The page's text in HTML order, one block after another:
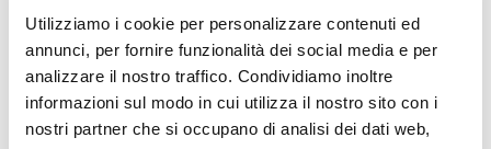
Utilizziamo i cookie per personalizzare contenuti ed
annunci, per fornire funzionalità dei social media e per
analizzare il nostro traffico. Condividiamo inoltre
informazioni sul modo in cui utilizza il nostro sito con i
nostri partner che si occupano di analisi dei dati web,
Modificato il15/11/2024